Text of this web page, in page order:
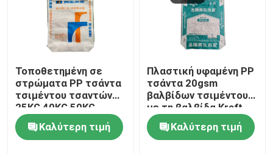
Τοποθετημένη σε
στρώματα PP τσάντα
τσιμέντου τσαντών
25KG 40KG 50KG
Adstar τσιμέντου
φραγμών κατώτατο
σημείο
Καλύτερη τιμή
Πλαστική υφαμένη PP
τσάντα 20gsm
βαλβίδων τσιμέντου
με τη βαλβίδα Kraft
καφετιά
Καλύτερη τιμή